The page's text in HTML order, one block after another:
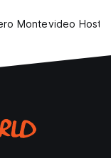
Montevideo Hostel